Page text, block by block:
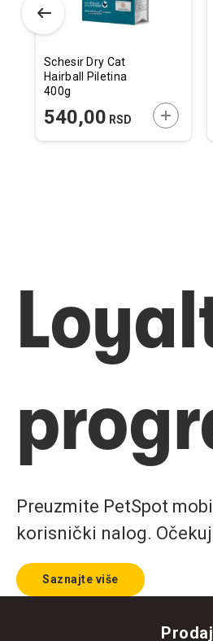
U KORPU
Schesir Dry Cat
Hairball Piletina
400g
540,00 RSD
Preuzmite PetSpot
korisnički nalog.
Saznajte više